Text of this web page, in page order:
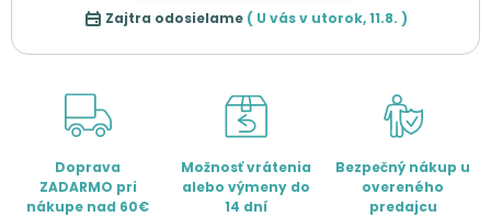
Zajtra odosielame ( U vás v utorok,11.8. )
Doprava
ZADARMO pri
nákupe nad 60€
Možnosť vrátenia
alebo výmeny do
14 dní
Bezpečný nákup u
overeného
predajcu